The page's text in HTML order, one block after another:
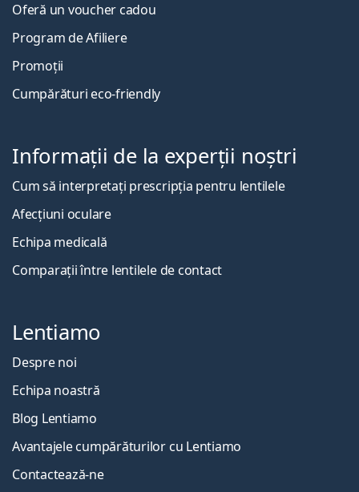
Oferă un voucher cadou
Program de Afiliere
Promoții
Cumpărături eco-friendly
Informații de la experții noștri
Cum să interpretați prescripția pentru lentilele
Afecțiuni oculare
Echipa medicală
Comparații între lentilele de contact
Lentiamo
Despre noi
Echipa noastră
Blog Lentiamo
Avantajele cumpărăturilor cu Lentiamo
Contactează-ne